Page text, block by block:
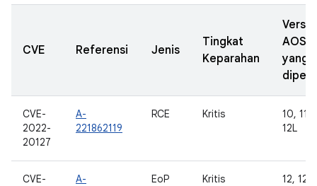
CVE Referensi Jenis
Tingkat
Keparahan
Versi
AOSP
yang
CVE-
2022-
20127
A-
221862119
RCE Kritis
10, 11,
12L
CVE-
A-
EoP Kritis 12, 12L